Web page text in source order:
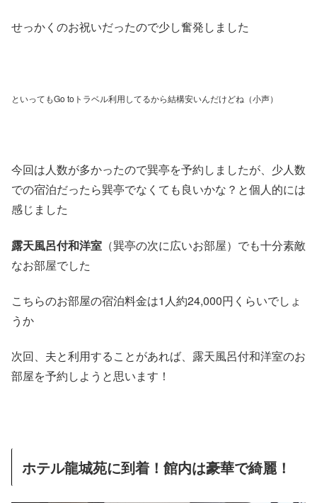
せっかくのお祝いだったので少し奮発しました
といってもGo toトラベル利用してるから結構安いんだけどね（小声）
今回は人数が多かったので巽亭を予約しましたが、少人数
での宿泊だったら巽亭でなくても良いかな？と個人的には
感じました
露天風呂付和洋室 （巽亭の次に広いお部屋）でも十分素敵
なお部屋でした
こちらのお部屋の宿泊料金は1人約24,000円くらいでしょ
うか
次回、夫と利用することがあれば、露天風呂付和洋室のお
部屋を予約しようと思います！
ホテル龍城苑に到着！館内は豪華で綺麗！